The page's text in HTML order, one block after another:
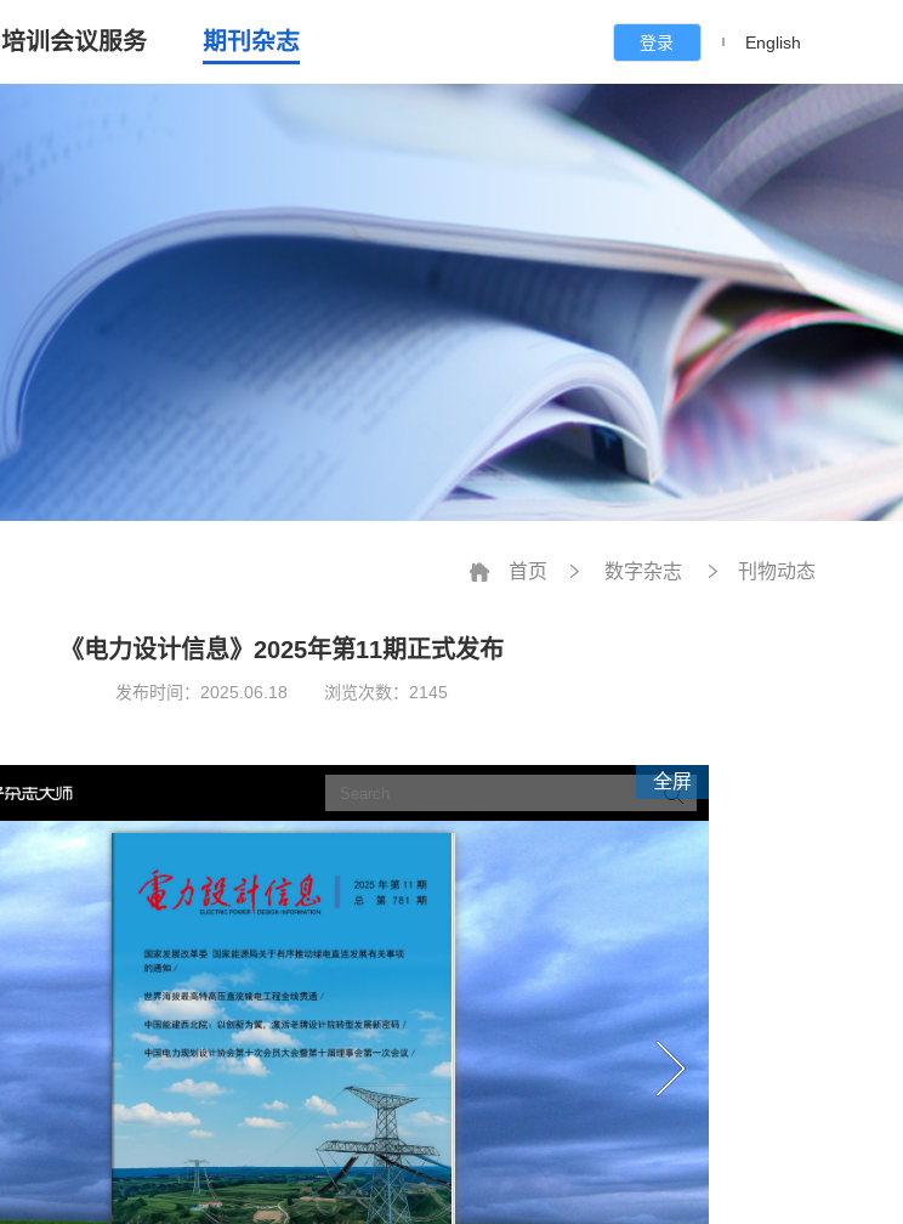
培训会议服务 期刊杂志 登录 English
首页 数字杂志 刊物动态
《电力设计信息》2025年第11期正式发布
发布时间： 2025.06.18 浏览次数：2145
全屏